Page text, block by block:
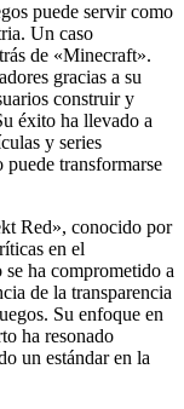
puede servir como
Un caso
de «Minecraft».
gracias a su
construir y
éxito ha llevado a
y series
puede transformarse
Red», conocido por
en el
ha comprometido a
de la transparencia
Su enfoque en
ha resonado
un estándar en la